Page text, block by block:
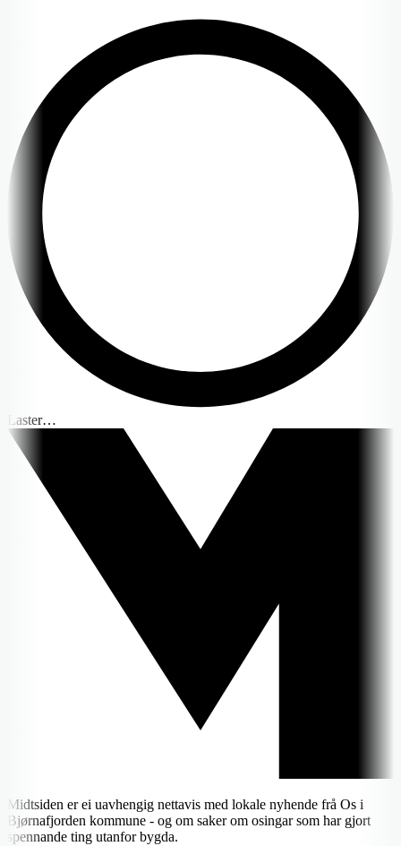
Laster…
Midtsiden er ei uavhengig nettavis med lokale nyhende frå Os i
Bjørnafjorden kommune - og om saker om osingar som har gjort
spennande ting utanfor bygda.